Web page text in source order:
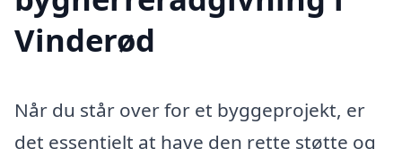
Vinderød
Når du står over for et byggeprojekt, er
det essentielt at have den rette støtte og